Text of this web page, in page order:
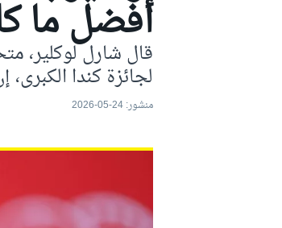
موتو جي بي
أفضل ما
قال شارل لوكلير،
لجائزة كندا
منشور:24-05-2026